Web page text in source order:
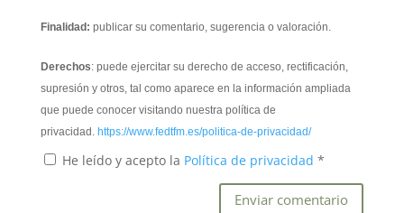
Finalidad: publicar su comentario, sugerencia o valoración.
Derechos: puede ejercitar su derecho de acceso, rectificación,
supresión y otros, tal como aparece en la información ampliada
que puede conocer visitando nuestra política de
privacidad. https://www.fedtfm.es/politica-de-privacidad/
He leído y acepto la Política de privacidad *